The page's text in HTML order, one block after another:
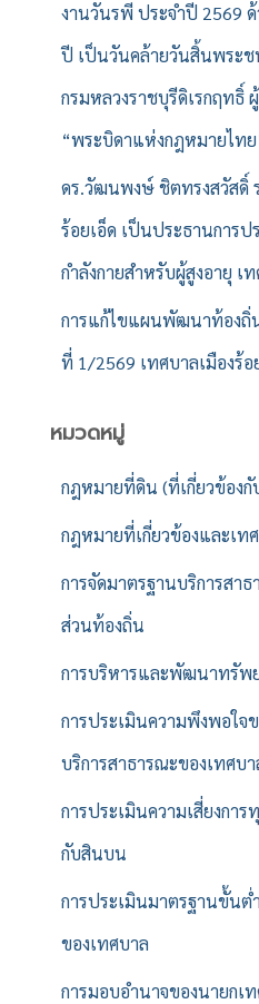
งานวันรพี ประจำปี 2569
ปี เป็นวันคล้ายวันสิ้นพระช
กรมหลวงราชบุรีดิเรกฤทธิ์
“พระบิดาแห่งกฎหมายไท
ดร.วัฒนพงษ์ ชิตทรงสวัสดิ์
ร้อยเอ็ด เป็นประธานการป
กำลังกายสำหรับผู้สูงอายุ เ
การแก้ไขแผนพัฒนาท้องถิ่
ที่ 1/2569 เทศบาลเมืองร้อ
หมวดหมู่
กฎหมายที่ดิน (ที่เกี่ยวข้องกั
กฎหมายที่เกี่ยวข้องและเ
การจัดมาตรฐานบริการสา
ส่วนท้องถิ่น
การบริหารและพัฒนาทรัพ
การประเมินความพึงพอใจ
บริการสาธารณะของเทศบา
การประเมินความเสี่ยงกา
กับสินบน
การประเมินมาตรฐานขั้นต่
ของเทศบาล
การมอบอำนาจของนายกเ